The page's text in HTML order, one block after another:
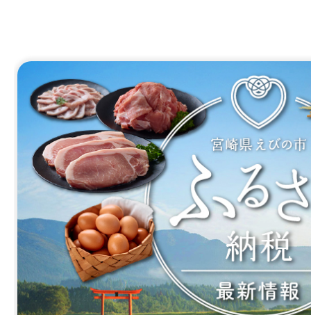
2024年01月17日
令和六年能登半島地震被災者
2023年12月06日
【硫黄山】噴火警戒レベル引
ル2→レベル1)
2023年06月14日
2
枚
目
の
ス
ラ
イ